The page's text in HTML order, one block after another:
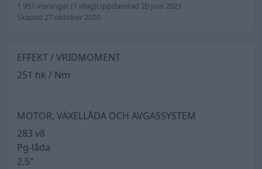
1 951 visningar (1 idag)Uppdaterad 20 juni 2021
Skapad 27 oktober 2020
EFFEKT / VRIDMOMENT
251 hk / Nm
MOTOR, VÄXELLÅDA OCH AVGASSYSTEM
283 v8
Pg-låda
2.5"